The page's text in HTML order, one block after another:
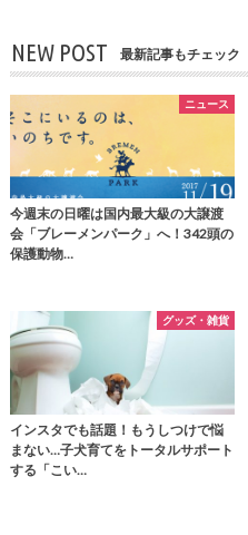
NEW POST 最新記事もチェック
ニュース
今週末の日曜は国内最大級の大譲渡
会「ブレーメンパーク」へ！342頭の
保護動物…
グッズ・雑貨
インスタでも話題！もうしつけで悩
まない…子犬育てをトータルサポート
する「こい…